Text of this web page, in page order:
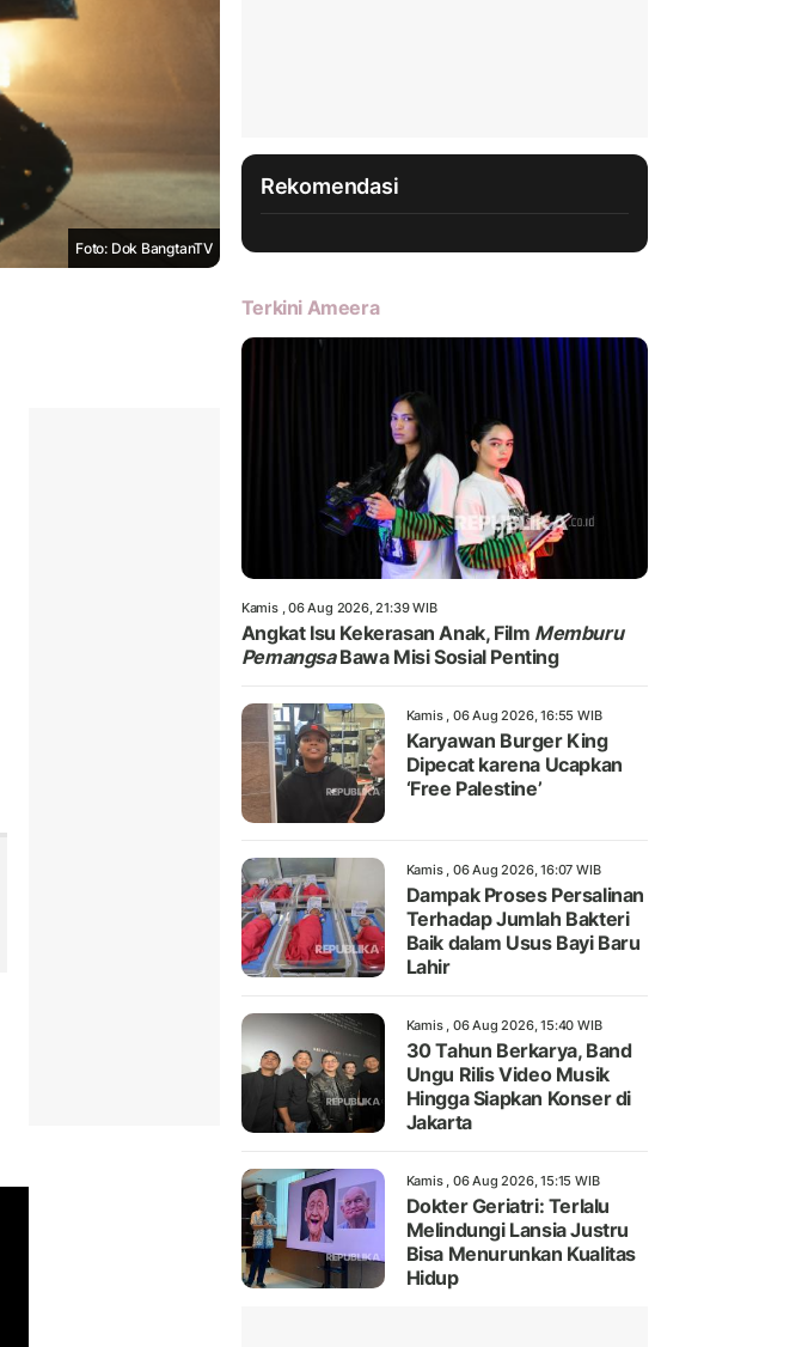
Foto: Dok BangtanTV
Rekomendasi
Terkini Ameera
Kamis , 06 Aug 2026, 21:39 WIB
Angkat Isu Kekerasan Anak, Film Memburu
PemangsaBawa Misi Sosial Penting
Kamis , 06 Aug 2026, 16:55 WIB
Karyawan Burger King
Dipecat karena Ucapkan
‘Free Palestine’
Kamis , 06 Aug 2026, 16:07 WIB
Dampak Proses Persalinan
Terhadap Jumlah Bakteri
Baik dalam Usus Bayi Baru
Lahir
Kamis , 06 Aug 2026, 15:40 WIB
30 Tahun Berkarya, Band
Ungu Rilis Video Musik
Hingga Siapkan Konser di
Jakarta
Kamis , 06 Aug 2026, 15:15 WIB
Dokter Geriatri: Terlalu
Melindungi Lansia Justru
Bisa Menurunkan Kualitas
Hidup